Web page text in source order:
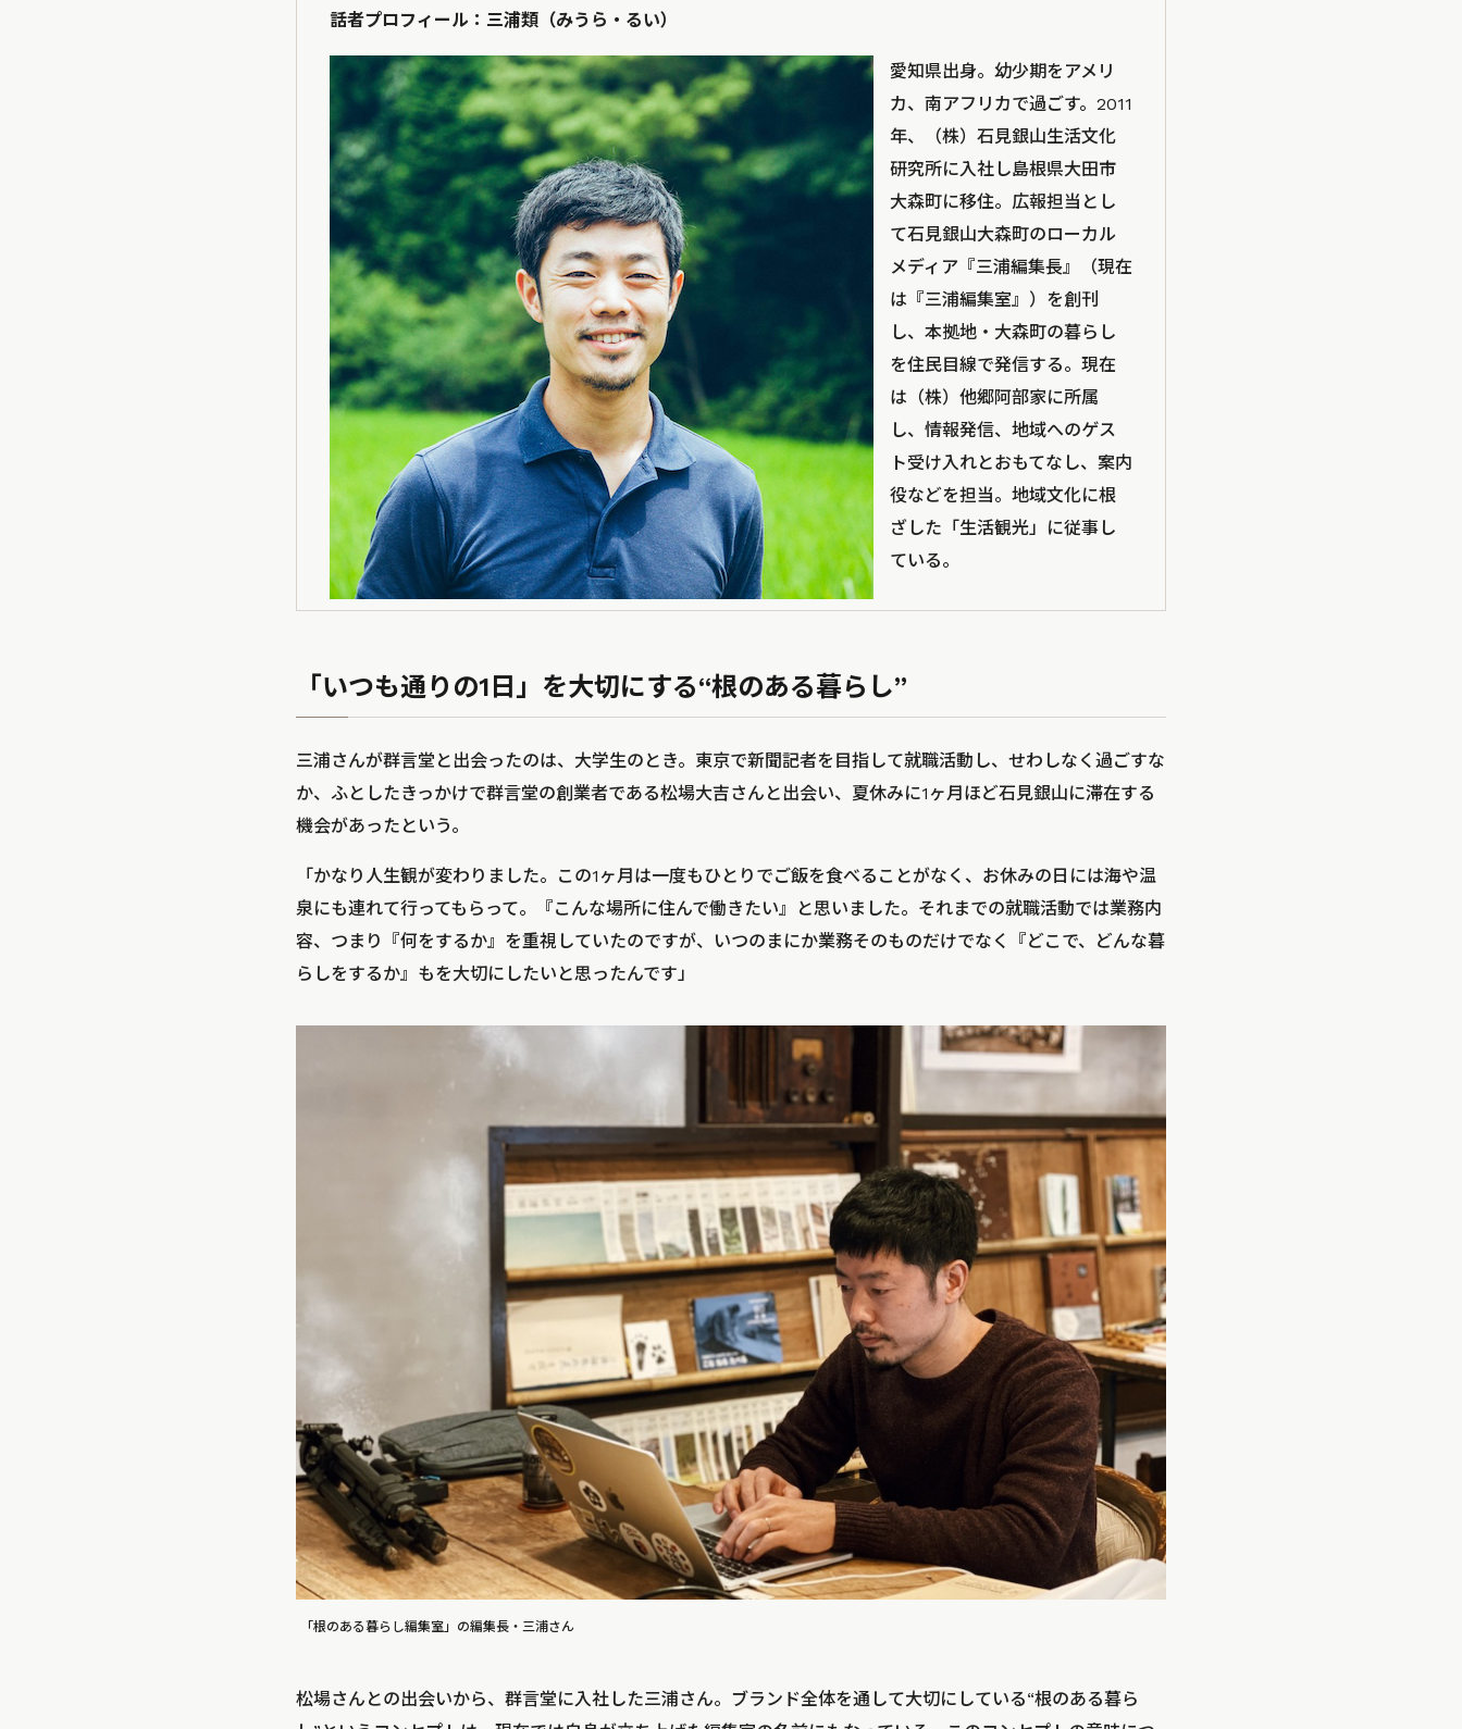
話者プロフィール：三浦類（みうら・るい）
愛知県出身。幼少期をアメリ
カ、南アフリカで過ごす。2011
年、（株）石見銀山生活文化
研究所に入社し島根県大田市
大森町に移住。広報担当とし
て石見銀山大森町のローカル
メディア『三浦編集長』（現在
は『三浦編集室』）を創刊
し、本拠地・大森町の暮らし
を住民目線で発信する。現在
は（株）他郷阿部家に所属
し、情報発信、地域へのゲス
ト受け入れとおもてなし、案内
役などを担当。地域文化に根
ざした「生活観光」に従事し
ている。
「いつも通りの1日」を大切にする“根のある暮らし”
三浦さんが群言堂と出会ったのは、大学生のとき。東京で新聞記者を目指して就職活動し、せわしなく過ごすな
か、ふとしたきっかけで群言堂の創業者である松場大吉さんと出会い、夏休みに1ヶ月ほど石見銀山に滞在する
機会があったという。
「かなり人生観が変わりました。この1ヶ月は一度もひとりでご飯を食べることがなく、お休みの日には海や温
泉にも連れて行ってもらって。『こんな場所に住んで働きたい』と思いました。それまでの就職活動では業務内
容、つまり『何をするか』を重視していたのですが、いつのまにか業務そのものだけでなく『どこで、どんな暮
らしをするか』もを大切にしたいと思ったんです」
「根のある暮らし編集室」の編集長・三浦さん
松場さんとの出会いから、群言堂に入社した三浦さん。ブランド全体を通して大切にしている“根のある暮ら